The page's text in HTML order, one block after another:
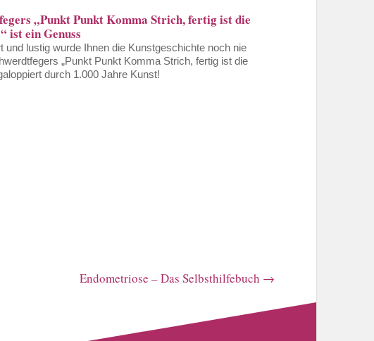
„Punkt Punkt Komma Strich, fertig ist die
ist ein Genuss
und lustig wurde Ihnen die Kunstgeschichte noch nie
„Punkt Punkt Komma Strich, fertig ist die
durch 1.000 Jahre Kunst!
Endometriose – Das Selbsthilfebuch →